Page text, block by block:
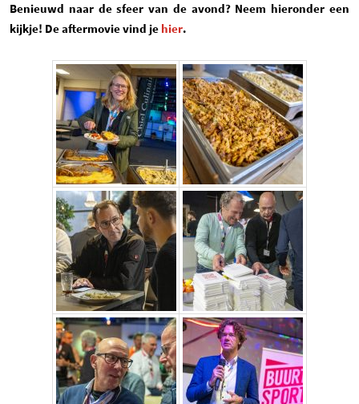
Benieuwd naar de sfeer van de avond? Neem hieronder een
kijkje! De aftermovie vind je hier(opent in een nieuwe tab)
.